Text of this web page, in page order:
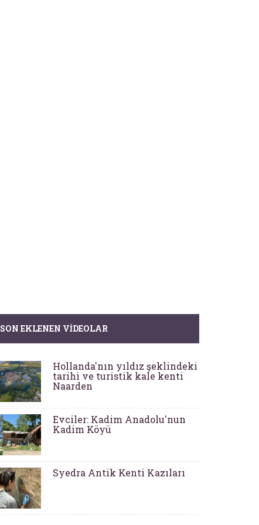
SON EKLENEN VIDEOLAR
Hollanda'nın yıldız şeklindeki
tarihi ve turistik kale kenti
Naarden
Evciler: Kadim Anadolu'nun
Kadim Köyü
Syedra Antik Kenti Kazıları